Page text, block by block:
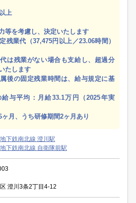
上
等を考慮し、決定いたします
残業代（37,475円以上／23.06時間）
は残業がない場合も支給し、超過分
たします
後の固定残業時間は、給与規定に基
与平均：月給33.1万円（2025年実
月、うち研修期間2ヶ月あり
下鉄南北線 澄川駅
下鉄南北線 自衛隊前駅
澄川3条2丁目4-12